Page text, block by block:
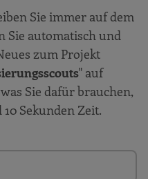
Sie immer auf dem
Sie automatisch und
zum Projekt
" auf
Sie dafür brauchen,
Sekunden Zeit.